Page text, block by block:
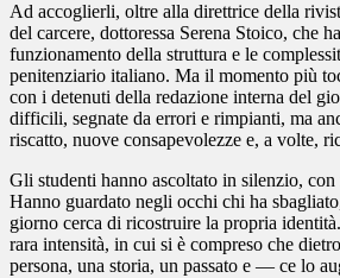
Ad accoglierli, oltre alla direttrice della
del carcere, dottoressa Serena Stoico, che
funzionamento della struttura e le
penitenziario italiano. Ma il momento più
con i detenuti della redazione interna del
difficili, segnate da errori e rimpianti, ma
riscatto, nuove consapevolezze e, a volte,
Gli studenti hanno ascoltato in silenzio,
Hanno guardato negli occhi chi ha
giorno cerca di ricostruire la propria
rara intensità, in cui si è compreso che
persona, una storia, un passato e — ce lo